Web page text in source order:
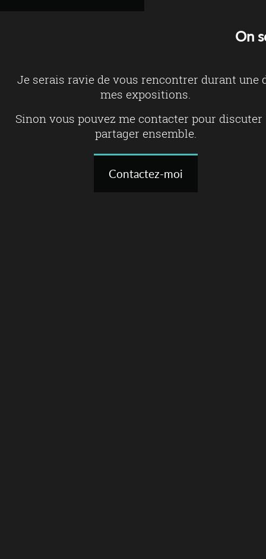
On
Je serais ravie de vous rencontrer durant une
mes expositions.
Sinon vous pouvez me contacter pour discuter
partager ensemble.
Contactez-moi